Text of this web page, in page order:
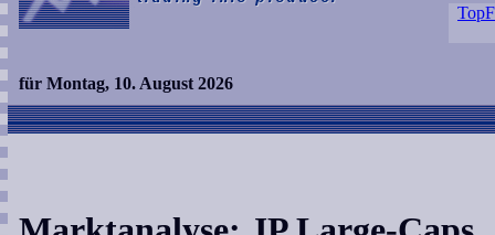
für Montag, 10. August 2026